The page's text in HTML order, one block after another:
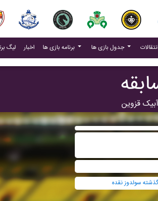
لیگ اخبار(current) برنامه بازی ها جدول بازی ها
قزوين